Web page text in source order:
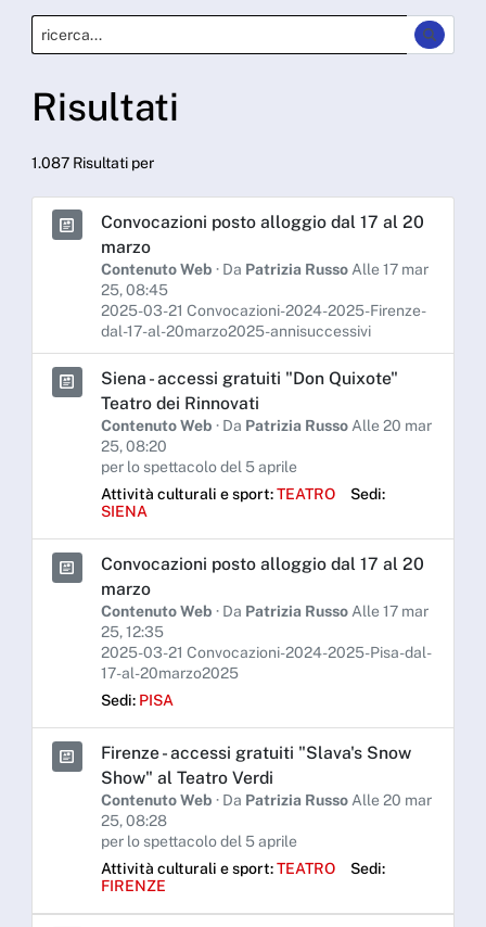
Risultati
1.087 Risultati per
Convocazioni posto alloggio dal 17 al 20
marzo
Contenuto Web · Da Patrizia Russo Alle 17 mar
25, 08:45
2025-03-21 Convocazioni-2024-2025-Firenze-
dal-17-al-20marzo2025-annisuccessivi
Siena - accessi gratuiti "Don Quixote"
Teatro dei Rinnovati
Contenuto Web · Da Patrizia Russo Alle 20 mar
25, 08:20
per lo spettacolo del 5 aprile
Attività culturali e sport:TEATRO
Sedi:
SIENA
Convocazioni posto alloggio dal 17 al 20
marzo
Contenuto Web · Da Patrizia Russo Alle 17 mar
25, 12:35
2025-03-21 Convocazioni-2024-2025-Pisa-dal-
17-al-20marzo2025
Sedi: PISA
Firenze - accessi gratuiti "Slava's Snow
Show" al Teatro Verdi
Contenuto Web · Da Patrizia Russo Alle 20 mar
25, 08:28
per lo spettacolo del 5 aprile
Attività culturali e sport:TEATRO
Sedi:
FIRENZE